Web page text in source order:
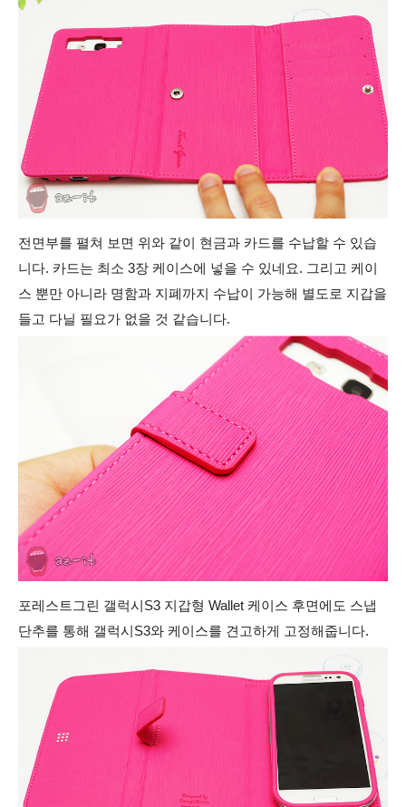
전면부를 펼쳐 보면 위와 같이 현금과 카드를 수납할 수 있습
니다. 카드는 최소 3장 케이스에 넣을 수 있네요. 그리고 케이
스 뿐만 아니라 명함과 지폐까지 수납이 가능해 별도로 지갑을
들고 다닐 필요가 없을 것 같습니다.
포레스트그린 갤럭시S3 지갑형 Wallet 케이스 후면에도 스냅
단추를 통해 갤럭시S3와 케이스를 견고하게 고정해줍니다.